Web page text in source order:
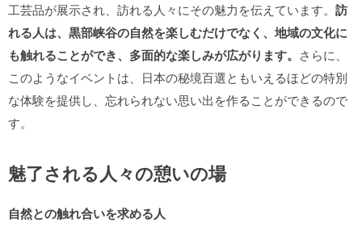
工芸品が展示され、訪れる人々にその魅力を伝えています。 訪
れる人は、黒部峡谷の自然を楽しむだけでなく、地域の文化に
も触れることができ、多面的な楽しみが広がります。 さらに、
このようなイベントは、日本の秘境百選ともいえるほどの特別
な体験を提供し、忘れられない思い出を作ることができるので
す。
魅了される人々の憩いの場
自然との触れ合いを求める人